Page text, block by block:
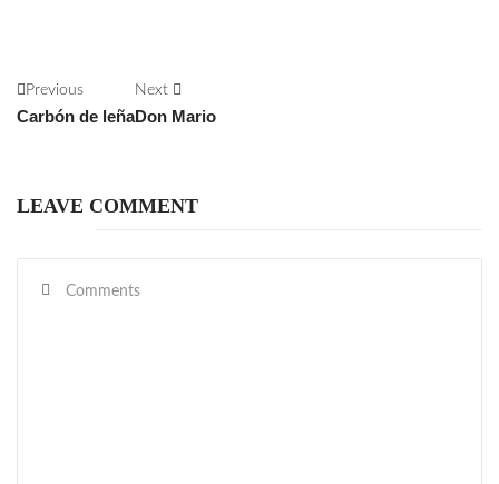
Previous
Carbón de leña
Next
Don Mario
LEAVE COMMENT